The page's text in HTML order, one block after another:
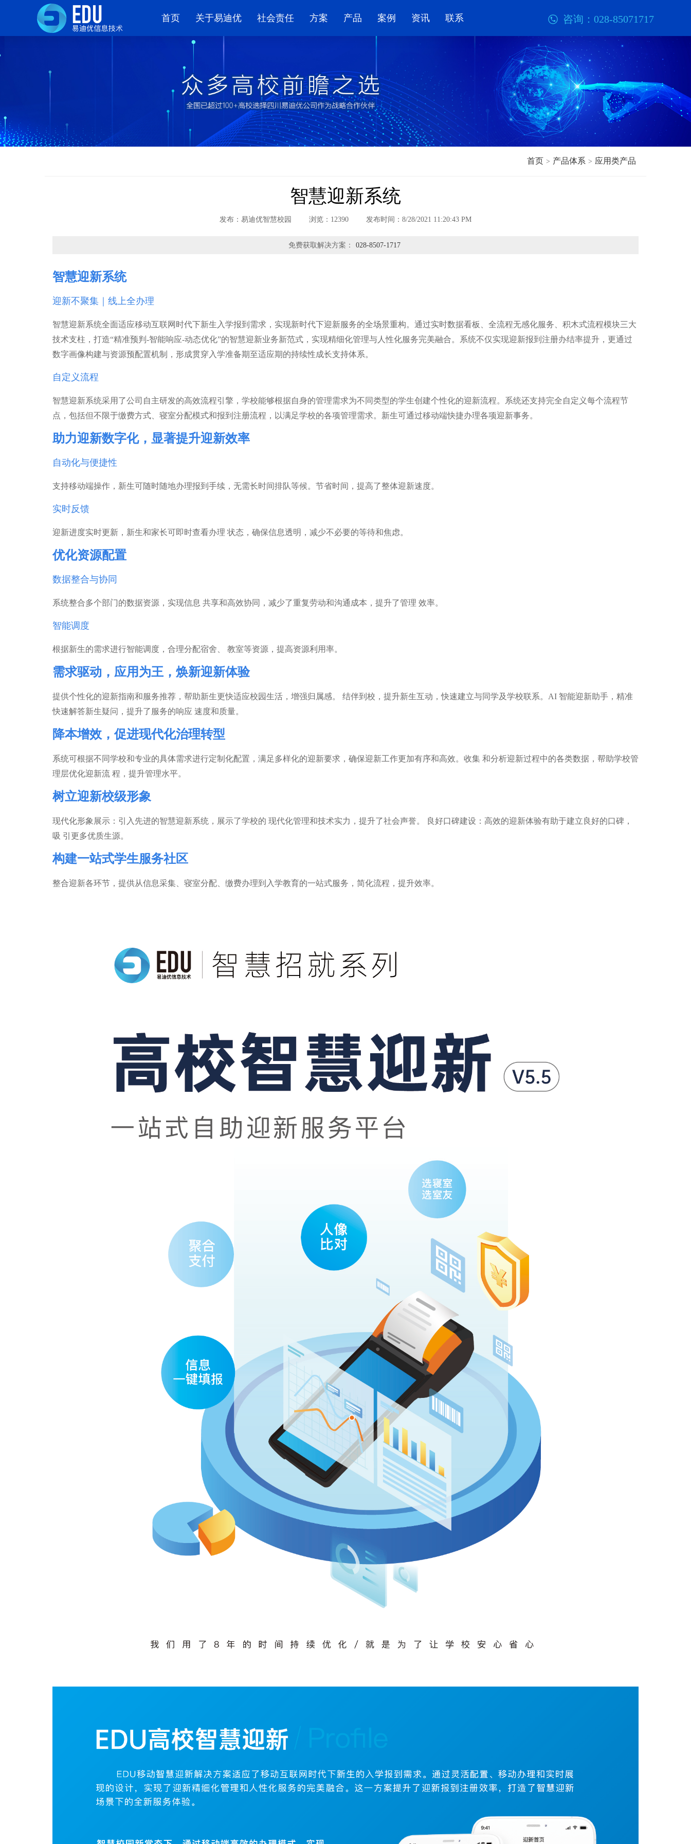
首页 关于易迪优 社会责任 方案 产品 案例 资讯 联系 咨询：028-85071717
首页 > 产品体系 > 应用类产品
智慧迎新系统
发布： 易迪优智慧校园 浏览： 12390 发布时间： 8/28/2021 11:20:43 PM
免费获取解决方案： 028-8507-1717
智慧迎新系统
迎新不聚集｜线上全办理
智慧迎新系统全面适应移动互联网时代下新生入学报到需求，实现新时代下迎新服务的全场景重构。通过实时数据看板、全流程无感化服务、积木式流程模块三大
技术支柱，打造“精准预判-智能响应-动态优化”的智慧迎新业务新范式，实现精细化管理与人性化服务完美融合。系统不仅实现迎新报到注册办结率提升，更通过
数字画像构建与资源预配置机制，形成贯穿入学准备期至适应期的持续性成长支持体系。
自定义流程
智慧迎新系统采用了公司自主研发的高效流程引擎，学校能够根据自身的管理需求为不同类型的学生创建个性化的迎新流程。系统还支持完全自定义每个流程节
点，包括但不限于缴费方式、寝室分配模式和报到注册流程，以满足学校的各项管理需求。新生可通过移动端快捷办理各项迎新事务。
助力迎新数字化，显著提升迎新效率
自动化与便捷性
支持移动端操作，新生可随时随地办理报到手续，无需长时间排队等候。节省时间，提高了整体迎新速度。
实时反馈
迎新进度实时更新，新生和家长可即时查看办理 状态，确保信息透明，减少不必要的等待和焦虑。
优化资源配置
数据整合与协同
系统整合多个部门的数据资源，实现信息 共享和高效协同，减少了重复劳动和沟通成本，提升了管理 效率。
智能调度
根据新生的需求进行智能调度，合理分配宿舍、 教室等资源，提高资源利用率。
需求驱动，应用为王，焕新迎新体验
提供个性化的迎新指南和服务推荐，帮助新生更快适应校园生活，增强归属感。 结伴到校，提升新生互动，快速建立与同学及学校联系。AI 智能迎新助手，精准
快速解答新生疑问，提升了服务的响应 速度和质量。
降本增效，促进现代化治理转型
系统可根据不同学校和专业的具体需求进行定制化配置，满足多样化的迎新要求，确保迎新工作更加有序和高效。收集 和分析迎新过程中的各类数据，帮助学校管
理层优化迎新流 程，提升管理水平。
树立迎新校级形象
现代化形象展示：引入先进的智慧迎新系统，展示了学校的 现代化管理和技术实力，提升了社会声誉。 良好口碑建设：高效的迎新体验有助于建立良好的口碑，
吸 引更多优质生源。
构建一站式学生服务社区
整合迎新各环节，提供从信息采集、寝室分配、缴费办理到入学教育的一站式服务，简化流程，提升效率。